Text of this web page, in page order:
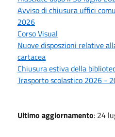
Avviso di chiusura uffici
2026
Corso Visual
Nuove disposzioni relative
cartacea
Chiusura estiva della
Trasporto scolastico 2026 -
Ultimo aggiornamento: 24